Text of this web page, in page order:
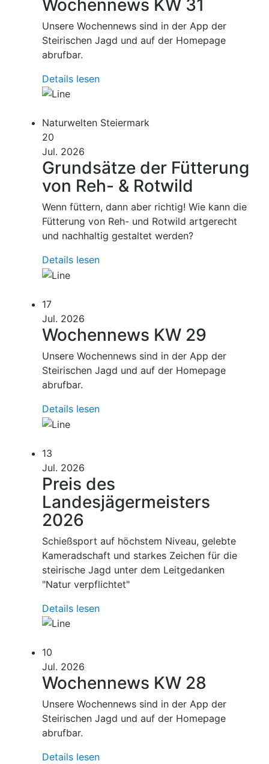
Wochennews KW 31
Unsere Wochennews sind in der App der
Steirischen Jagd und auf der Homepage
abrufbar.
Details lesen
Naturwelten Steiermark
20
Jul. 2026
Grundsätze der Fütterung
von Reh- & Rotwild
Wenn füttern, dann aber richtig! Wie kann die
Fütterung von Reh- und Rotwild artgerecht
und nachhaltig gestaltet werden?
Details lesen
17
Jul. 2026
Wochennews KW 29
Unsere Wochennews sind in der App der
Steirischen Jagd und auf der Homepage
abrufbar.
Details lesen
13
Jul. 2026
Preis des
Landesjägermeisters
2026
Schießsport auf höchstem Niveau, gelebte
Kameradschaft und starkes Zeichen für die
steirische Jagd unter dem Leitgedanken
"Natur verpflichtet"
Details lesen
10
Jul. 2026
Wochennews KW 28
Unsere Wochennews sind in der App der
Steirischen Jagd und auf der Homepage
abrufbar.
Details lesen